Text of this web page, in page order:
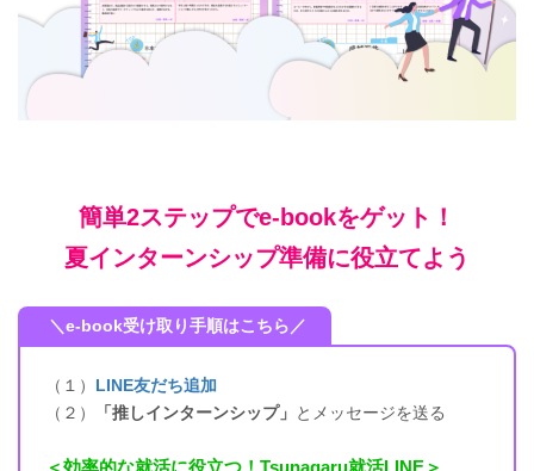
簡単2ステップでe-bookをゲット！
夏インターンシップ準備に役立てよう
＼e-book受け取り手順はこちら／
（１） LINE友だち追加
（２）
「推しインターンシップ」 とメッセージを送る